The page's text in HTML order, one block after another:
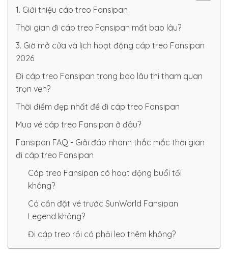
1. Giới thiệu cáp treo Fansipan
Thời gian đi cáp treo Fansipan mất bao lâu?
3. Giờ mở cửa và lịch hoạt động cáp treo Fansipan
2026
Đi cáp treo Fansipan trong bao lâu thì tham quan
trọn vẹn?
Thời điểm đẹp nhất để đi cáp treo Fansipan
Mua vé cáp treo Fansipan ở đâu?
Fansipan FAQ - Giải đáp nhanh thắc mắc thời gian
đi cáp treo Fansipan
Cáp treo Fansipan có hoạt động buổi tối
không?
Có cần đặt vé trước SunWorld Fansipan
Legend không?
Đi cáp treo rồi có phải leo thêm không?